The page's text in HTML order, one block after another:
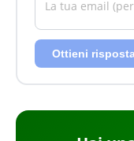
Ottieni